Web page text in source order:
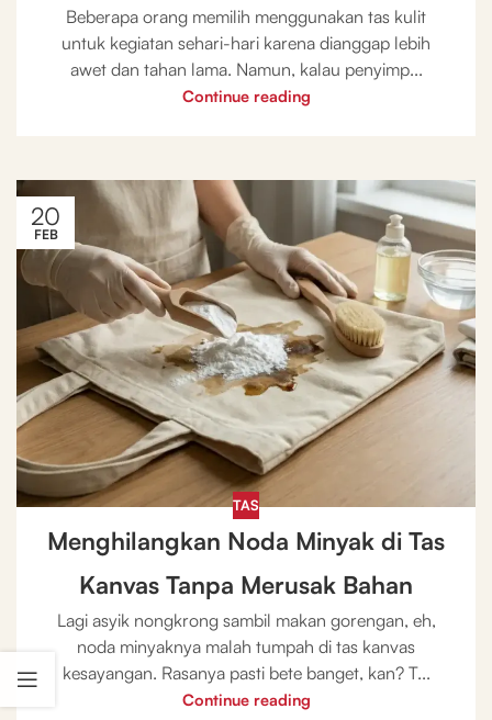
Beberapa orang memilih menggunakan tas kulit
untuk kegiatan sehari-hari karena dianggap lebih
awet dan tahan lama. Namun, kalau penyimp...
Continue reading
20
FEB
TAS
Menghilangkan Noda Minyak di Tas
Kanvas Tanpa Merusak Bahan
Lagi asyik nongkrong sambil makan gorengan, eh,
noda minyaknya malah tumpah di tas kanvas
kesayangan. Rasanya pasti bete banget, kan? T...
Continue reading